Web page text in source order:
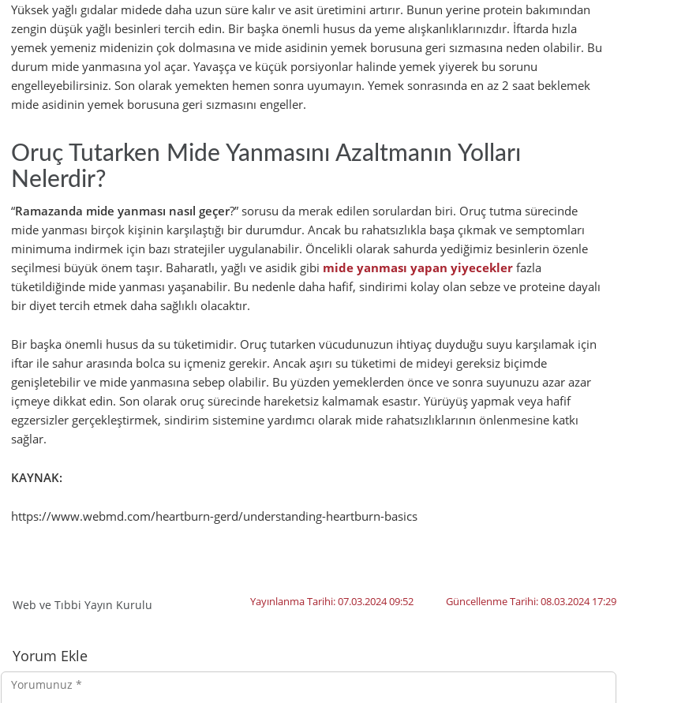
Yüksek yağlı gıdalar midede daha uzun süre kalır ve asit üretimini artırır. Bunun yerine protein bakımından
zengin düşük yağlı besinleri tercih edin. Bir başka önemli husus da yeme alışkanlıklarınızdır. İftarda hızla
yemek yemeniz midenizin çok dolmasına ve mide asidinin yemek borusuna geri sızmasına neden olabilir. Bu
durum mide yanmasına yol açar. Yavaşça ve küçük porsiyonlar halinde yemek yiyerek bu sorunu
engelleyebilirsiniz. Son olarak yemekten hemen sonra uyumayın. Yemek sonrasında en az 2 saat beklemek
mide asidinin yemek borusuna geri sızmasını engeller.
Oruç Tutarken Mide Yanmasını Azaltmanın Yolları
Nelerdir?
“Ramazanda mide yanması nasıl geçer?” sorusu da merak edilen sorulardan biri. Oruç tutma sürecinde
mide yanması birçok kişinin karşılaştığı bir durumdur. Ancak bu rahatsızlıkla başa çıkmak ve semptomları
minimuma indirmek için bazı stratejiler uygulanabilir. Öncelikli olarak sahurda yediğimiz besinlerin özenle
seçilmesi büyük önem taşır. Baharatlı, yağlı ve asidik gibi mide yanması yapan yiyecekler fazla
tüketildiğinde mide yanması yaşanabilir. Bu nedenle daha hafif, sindirimi kolay olan sebze ve proteine dayalı
bir diyet tercih etmek daha sağlıklı olacaktır.
Bir başka önemli husus da su tüketimidir. Oruç tutarken vücudunuzun ihtiyaç duyduğu suyu karşılamak için
iftar ile sahur arasında bolca su içmeniz gerekir. Ancak aşırı su tüketimi de mideyi gereksiz biçimde
genişletebilir ve mide yanmasına sebep olabilir. Bu yüzden yemeklerden önce ve sonra suyunuzu azar azar
içmeye dikkat edin. Son olarak oruç sürecinde hareketsiz kalmamak esastır. Yürüyüş yapmak veya hafif
egzersizler gerçekleştirmek, sindirim sistemine yardımcı olarak mide rahatsızlıklarının önlenmesine katkı
sağlar.
KAYNAK:
https://www.webmd.com/heartburn-gerd/understanding-heartburn-basics
Web ve Tıbbi Yayın Kurulu Güncellenme Tarihi:08.03.2024 17:29
Yayınlanma Tarihi:07.03.2024 09:52
Yorumlar
Yorum Ekle
Yorumunuz